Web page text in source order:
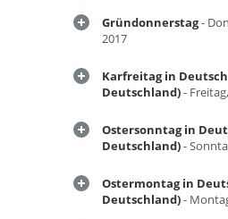
Gründonnerstag-
2017
Karfreitag in
Deutschland)-
Ostersonntag in
Deutschland)-
Ostermontag in
Deutschland)-